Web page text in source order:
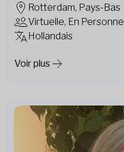
Rotterdam, Pays-Bas
Virtuelle, En Personne
Hollandais
Voir plus